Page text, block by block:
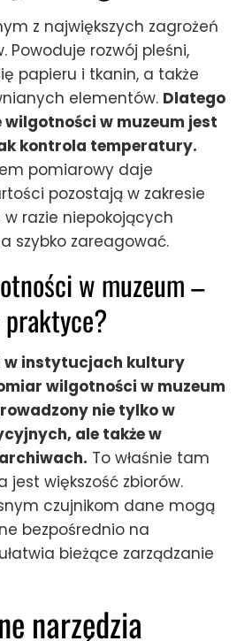
z największych zagrożeń
Powoduje rozwój pleśni,
papieru i tkanin, a także
elementów. Dlatego
w muzeum jest
kontrola temperatury.
pomiarowy daje
pozostają w zakresie
razie niepokojących
szybko zareagować.
w muzeum –
praktyce?
w instytucjach kultury
wilgotności w muzeum
nie tylko w
ale także w
To właśnie tam
jest większość zbiorów.
czujnikom dane mogą
bezpośrednio na
bieżące zarządzanie
narzędzia